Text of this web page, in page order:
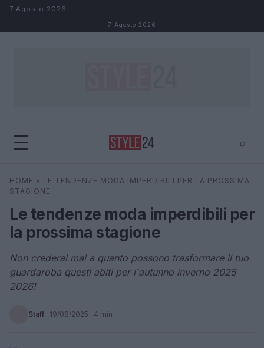
Salta al contenuto
7 Agosto 2026
7 Agosto 2026
⌕
Cerca ⌕ ×
HOME » LE TENDENZE MODA IMPERDIBILI PER LA PROSSIMA
STAGIONE
Le tendenze moda imperdibili per
la prossima stagione
Non crederai mai a quanto possono trasformare il tuo
guardaroba questi abiti per l'autunno inverno 2025
2026!
Staff · 19/08/2025 · 4 min